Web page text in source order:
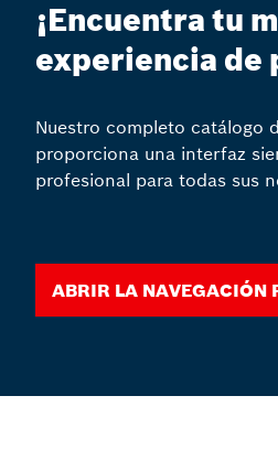
¡Encuentra tu
experiencia de
Nuestro completo catálogo
proporciona una interfaz
profesional para todas sus
Abrir la navegación